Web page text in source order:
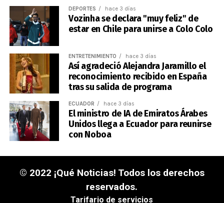
DEPORTES hace 3 días
Vozinha se declara "muy feliz" de
estar en Chile para unirse a Colo Colo
ENTRETENIMIENTO hace 3 días
Así agradeció Alejandra Jaramillo el
reconocimiento recibido en España
tras su salida de programa
ECUADOR hace 3 días
El ministro de IA de Emiratos Árabes
Unidos llega a Ecuador para reunirse
con Noboa
© 2022 ¡Qué Noticias! Todos los derechos
reservados.
Tarifario de servicios